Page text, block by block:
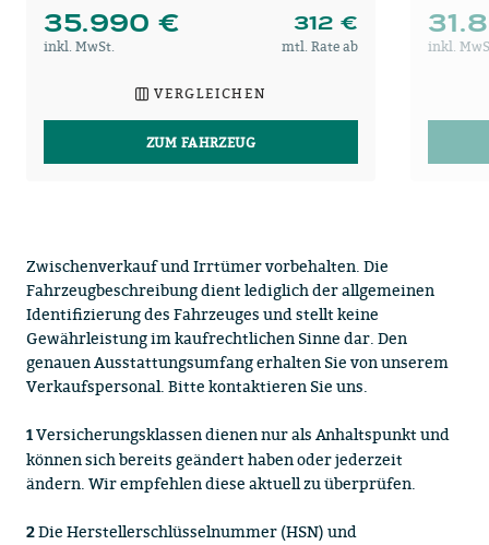
35.990 € 312 €
inkl. MwSt. mtl. Rate ab
VERGLEICHEN
ZUM FAHRZEUG
inkl.
Zwischenverkauf und Irrtümer vorbehalten. Die
Fahrzeugbeschreibung dient lediglich der allgemeinen
Identifizierung des Fahrzeuges und stellt keine
Gewährleistung im kaufrechtlichen Sinne dar. Den
genauen Ausstattungsumfang erhalten Sie von unserem
Verkaufspersonal. Bitte kontaktieren Sie uns.
1Versicherungsklassen dienen nur als Anhaltspunkt und
können sich bereits geändert haben oder jederzeit
ändern. Wir empfehlen diese aktuell zu überprüfen.
2Die Herstellerschlüsselnummer (HSN) und